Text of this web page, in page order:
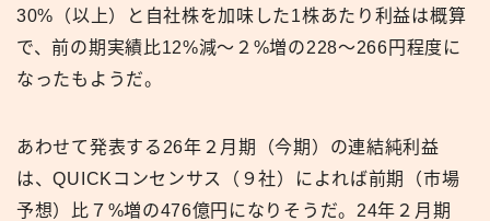
30%（以上）と自社株を加味した1株あたり利益は概算
で、前の期実績比12%減〜２%増の228〜266円程度に
なったもようだ。
あわせて発表する26年２月期（今期）の連結純利益
は、QUICKコンセンサス（９社）によれば前期（市場
予想）比７%増の476億円になりそうだ。24年２月期